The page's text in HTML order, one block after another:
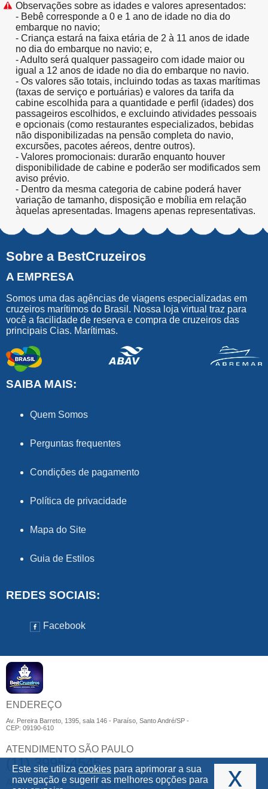
Observações sobre as idades e valores apresentados:
- Bebê corresponde a 0 e 1 ano de idade no dia do
embarque no navio;
- Criança estará na faixa etária de 2 à 11 anos de idade
no dia do embarque no navio; e,
- Adulto será qualquer passageiro com idade maior ou
igual a 12 anos de idade no dia do embarque no navio.
- Os valores são totais, incluindo todas as taxas marítimas
(taxas de serviço e portuárias) e valores da tarifa da
cabine escolhida para a quantidade e perfil (idades) dos
passageiros escolhidos, e excluindo atividades pessoais
e opcionais (como restaurantes especializados, bebidas
não disponibilizadas na pensão completa do navio,
excursões, pacotes aéreos, dentre outros).
- Valores promocionais: durarão enquanto houver
disponibilidade de cabine e poderão ser modificados sem
aviso prévio.
- Dentro da mesma categoria de cabine poderá haver
variação de tamanho, disposição e mobília em relação
àquelas apresentadas. Imagens apenas representativas.
Sobre a BestCruzeiros
A EMPRESA
Somos uma das agências de viagens especializadas em
cruzeiros marítimos do Brasil. Nossa loja virtual traz para
você a facilidade de reserva e compra de cruzeiros das
principais Cias. Marítimas.
SAIBA MAIS:
Quem Somos
Perguntas frequentes
Condições de pagamento
Política de privacidade
Mapa do Site
Guia de Estilos
REDES SOCIAIS:
Facebook
ENDEREÇO
Av. Pereira Barreto, 1395, sala 146 - Paraíso, Santo André/SP -
CEP: 09190-610
ATENDIMENTO SÃO PAULO
(11) 3995-4545
ATENDIMENTO DEMAIS ESTADOS x
Este site utiliza cookies para aprimorar a sua
navegação e sugerir as melhores opções para